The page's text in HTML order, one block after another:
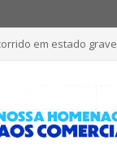
em estado grave